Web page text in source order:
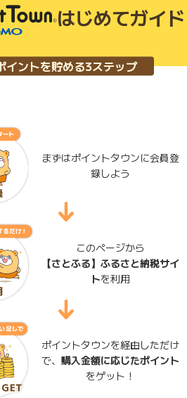
も多いと思いますので、その分返礼
ります。 更に、1年でどの自治体に
ふる」を利用してます。 CMでもお
種類を選ぶところ、お勧めなどそ
いくつか選び残り、少額で出来
から順番に見て選びました。 〇〇
ページを見ていくの疲れました。
応じたPaypayﾎﾟｲﾝﾄの還元（5～
シュバックがあったりする等お得
はじめてガイド
イントを貯める3ステップ
まずはポイントタウンに会員登
録しよう
このページから
【さとふる】ふるさと納税サイ
トを利用
ポイントタウンを経由しただけ
で、 購入金額に応じたポイント
をゲット！